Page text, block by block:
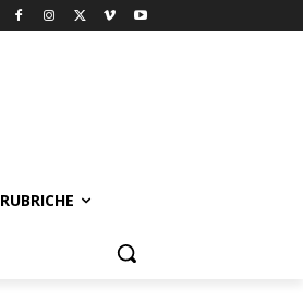
RUBRICHE